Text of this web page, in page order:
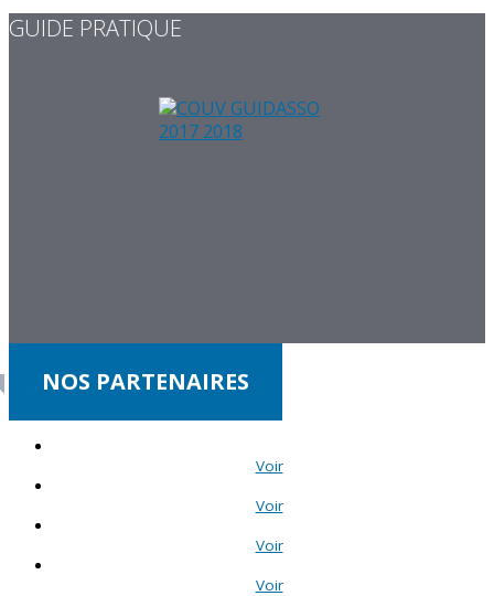
GUIDE PRATIQUE
NOS PARTENAIRES
Voir
Voir
Voir
Voir